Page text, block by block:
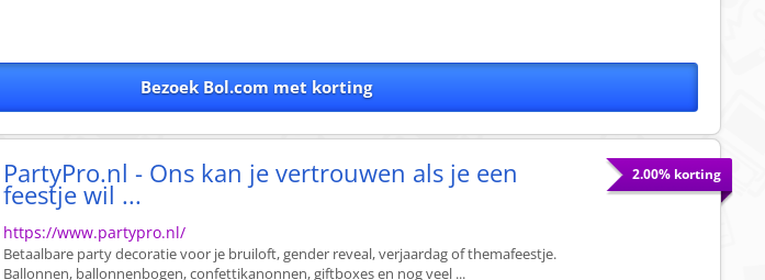
Bezoek Bol.com met korting
2.00% korting
PartyPro.nl - Ons kan je vertrouwen als je een
feestje wil ...
https://www.partypro.nl/
Betaalbare party decoratie voor je bruiloft, gender reveal, verjaardag of themafeestje.
Ballonnen, ballonnenbogen, confettikanonnen, giftboxes en nog veel ...